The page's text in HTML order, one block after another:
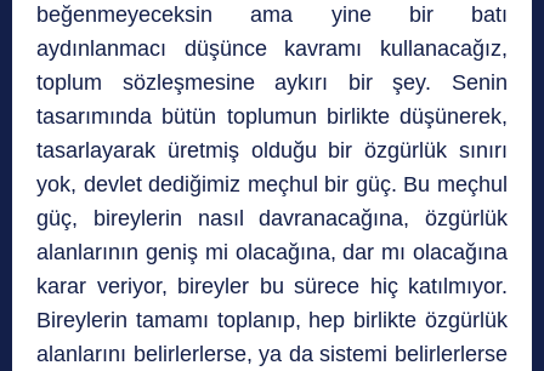
beğenmeyeceksin ama yine bir batı
aydınlanmacı düşünce kavramı kullanacağız,
toplum sözleşmesine aykırı bir şey. Senin
tasarımında bütün toplumun birlikte düşünerek,
tasarlayarak üretmiş olduğu bir özgürlük sınırı
yok, devlet dediğimiz meçhul bir güç. Bu meçhul
güç, bireylerin nasıl davranacağına, özgürlük
alanlarının geniş mi olacağına, dar mı olacağına
karar veriyor, bireyler bu sürece hiç katılmıyor.
Bireylerin tamamı toplanıp, hep birlikte özgürlük
alanlarını belirlerlerse, ya da sistemi belirlerlerse